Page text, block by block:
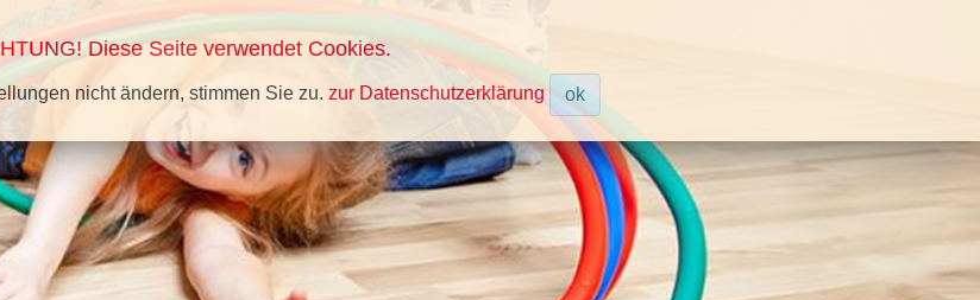
Diese Seite verwendet Cookies.
nicht ändern, stimmen Sie zu. zur Datenschutzerklärung ok